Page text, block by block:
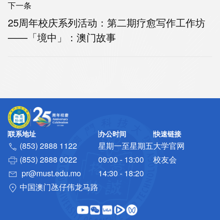
下一条
25周年校庆系列活动：第二期疗愈写作工作坊
——「境中」：澳门故事
联系地址
(853) 2888 1122
(853) 2888 0022
pr@must.edu.mo
中国澳门氹仔伟龙马路
办公时间
星期一至星期五
09:00 - 13:00
14:30 - 18:20
快速链接
大学官网
校友会